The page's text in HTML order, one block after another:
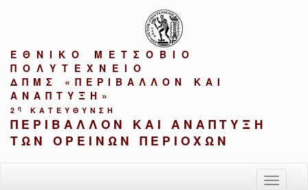
ΕΘΝΙΚΟ ΜΕΤΣΟΒΙΟ
ΠΟΛΥΤΕΧΝΕΙΟ
ΔΠΜΣ «ΠΕΡΙΒΑΛΛΟΝ ΚΑΙ
ΑΝΑΠΤΥΞΗ»
2 η ΚΑΤΕΥΘΥΝΣΗ
ΠΕΡΙΒΑΛΛΟΝ ΚΑΙ ΑΝΑΠΤΥΞΗ
ΤΩΝ ΟΡΕΙΝΩΝ ΠΕΡΙΟΧΩΝ